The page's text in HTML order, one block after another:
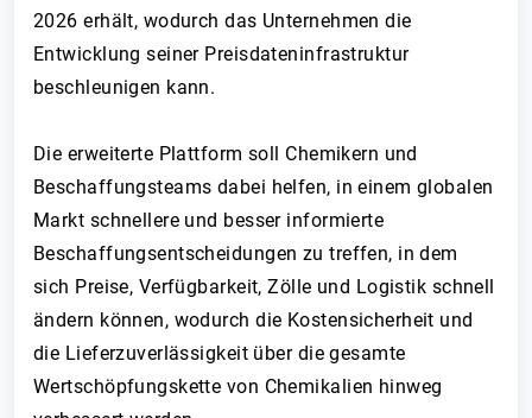
2026 erhält, wodurch das Unternehmen die
Entwicklung seiner Preisdateninfrastruktur
beschleunigen kann.
Die erweiterte Plattform soll Chemikern und
Beschaffungsteams dabei helfen, in einem globalen
Markt schnellere und besser informierte
Beschaffungsentscheidungen zu treffen, in dem
sich Preise, Verfügbarkeit, Zölle und Logistik schnell
ändern können, wodurch die Kostensicherheit und
die Lieferzuverlässigkeit über die gesamte
Wertschöpfungskette von Chemikalien hinweg